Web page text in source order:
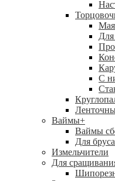
Для
С
Ваймы+
Ваймы
Для
Измельчители
Для